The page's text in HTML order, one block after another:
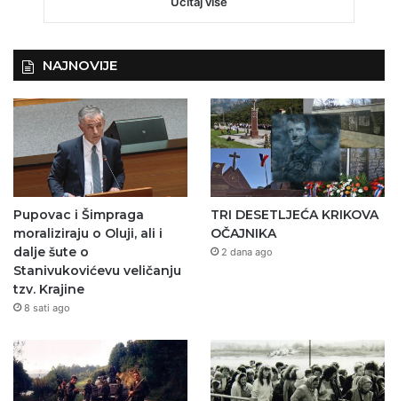
NAJNOVIJE
Pupovac i Šimpraga
moraliziraju o Oluji, ali i
dalje šute o
Stanivukovićevu veličanju
tzv. Krajine
8 sati ago
TRI DESETLJEĆA KRIKOVA
OČAJNIKA
2 dana ago